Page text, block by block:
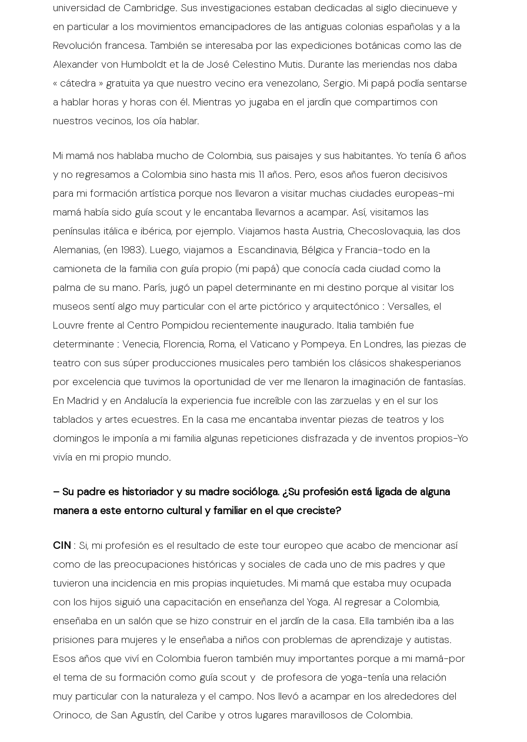
universidad de Cambridge. Sus investigaciones estaban dedicadas al siglo diecinueve y
en particular a los movimientos emancipadores de las antiguas colonias españolas y a la
Revolución francesa. También se interesaba por las expediciones botánicas como las de
Alexander von Humboldt et la de José Celestino Mutis. Durante las meriendas nos daba
« cátedra » gratuita ya que nuestro vecino era venezolano, Sergio. Mi papá podía sentarse
a hablar horas y horas con él. Mientras yo jugaba en el jardín que compartimos con
nuestros vecinos, los oía hablar.
Mi mamá nos hablaba mucho de Colombia, sus paisajes y sus habitantes. Yo tenía 6 años
y no regresamos a Colombia sino hasta mis 11 años. Pero, esos años fueron decisivos
para mi formación artística porque nos llevaron a visitar muchas ciudades europeas-mi
mamá había sido guía scout y le encantaba llevarnos a acampar. Así, visitamos las
penínsulas itálica e ibérica, por ejemplo. Viajamos hasta Austria, Checoslovaquia, las dos
Alemanias, (en 1983). Luego, viajamos a Escandinavia, Bélgica y Francia-todo en la
camioneta de la familia con guía propio (mi papá) que conocía cada ciudad como la
palma de su mano. París, jugó un papel determinante en mi destino porque al visitar los
museos sentí algo muy particular con el arte pictórico y arquitectónico : Versalles, el
Louvre frente al Centro Pompidou recientemente inaugurado. Italia también fue
determinante : Venecia, Florencia, Roma, el Vaticano y Pompeya. En Londres, las piezas de
teatro con sus súper producciones musicales pero también los clásicos shakesperianos
por excelencia que tuvimos la oportunidad de ver me llenaron la imaginación de fantasías.
En Madrid y en Andalucía la experiencia fue increíble con las zarzuelas y en el sur los
tablados y artes ecuestres. En la casa me encantaba inventar piezas de teatros y los
domingos le imponía a mi familia algunas repeticiones disfrazada y de inventos propios-Yo
vivía en mi propio mundo.
– Su padre es historiador y su madre socióloga. ¿Su profesión está ligada de alguna
manera a este entorno cultural y familiar en el que creciste?
CIN : Si, mi profesión es el resultado de este tour europeo que acabo de mencionar así
como de las preocupaciones históricas y sociales de cada uno de mis padres y que
tuvieron una incidencia en mis propias inquietudes. Mi mamá que estaba muy ocupada
con los hijos siguió una capacitación en enseñanza del Yoga. Al regresar a Colombia,
enseñaba en un salón que se hizo construir en el jardín de la casa. Ella también iba a las
prisiones para mujeres y le enseñaba a niños con problemas de aprendizaje y autistas.
Esos años que viví en Colombia fueron también muy importantes porque a mi mamá-por
el tema de su formación como guía scout y de profesora de yoga-tenía una relación
muy particular con la naturaleza y el campo. Nos llevó a acampar en los alrededores del
Orinoco, de San Agustín, del Caribe y otros lugares maravillosos de Colombia.